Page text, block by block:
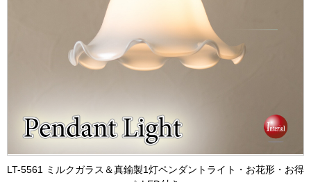
LT-5561 ミルクガラス＆真鍮製1灯ペンダントライト・お花形・お得